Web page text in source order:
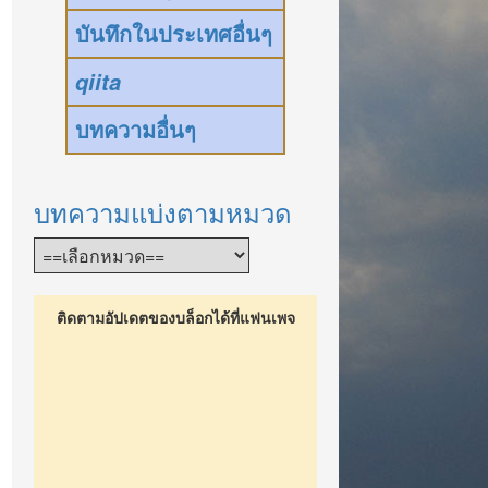
บันทึกในประเทศอื่นๆ
qiita
บทความอื่นๆ
บทความแบ่งตามหมวด
ติดตามอัปเดตของบล็อกได้ที่แฟนเพจ